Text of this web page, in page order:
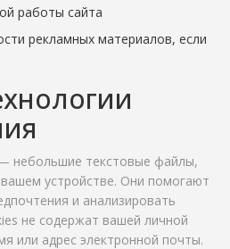
работы сайта
рекламных материалов, если
небольшие текстовые файлы,
устройстве. Они помогают
и анализировать
не содержат вашей личной
или адрес электронной почты.